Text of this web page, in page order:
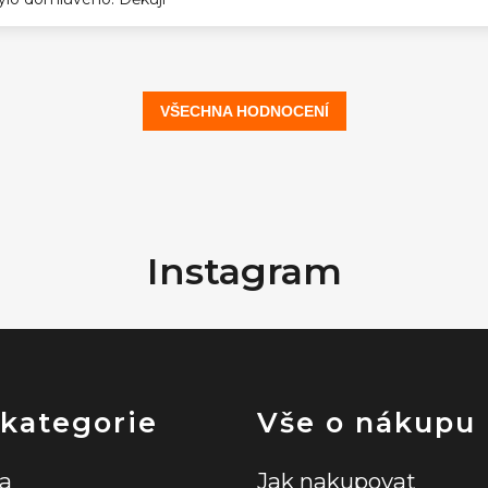
VŠECHNA HODNOCENÍ
Instagram
Vše o nákupu
Jak nakupovat